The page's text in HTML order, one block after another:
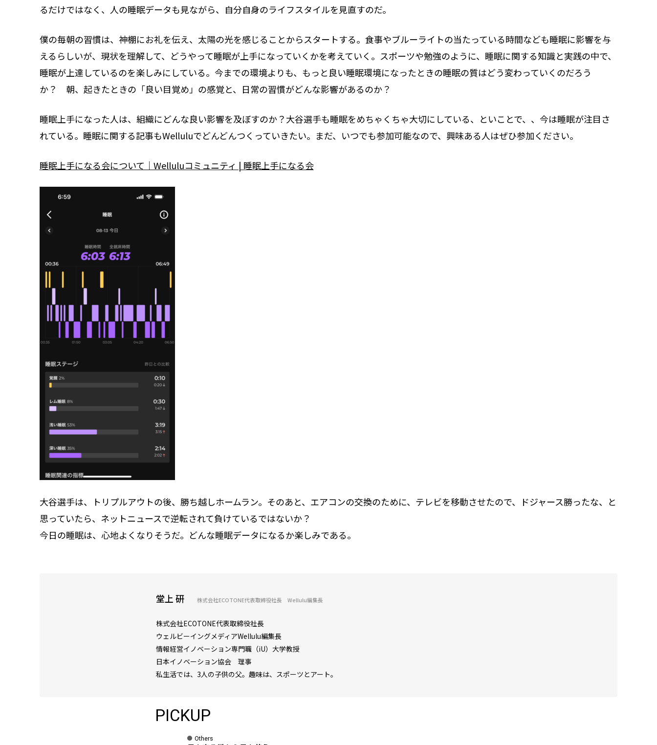
るだけではなく、人の睡眠データも見ながら、自分自身のライフスタイルを見直すのだ。
僕の毎朝の習慣は、神棚にお礼を伝え、太陽の光を感じることからスタートする。食事やブルーライトの当たっている時間なども睡眠に影響を与
えるらしいが、現状を理解して、どうやって睡眠が上手になっていくかを考えていく。スポーツや勉強のように、睡眠に関する知識と実践の中で、
睡眠が上達しているのを楽しみにしている。今までの環境よりも、もっと良い睡眠環境になったときの睡眠の質はどう変わっていくのだろう
か？ 朝、起きたときの「良い目覚め」の感覚と、日常の習慣がどんな影響があるのか？
睡眠上手になった人は、組織にどんな良い影響を及ぼすのか？大谷選手も睡眠をめちゃくちゃ大切にしている、といことで、、今は睡眠が注目さ
れている。睡眠に関する記事もWelluluでどんどんつくっていきたい。まだ、いつでも参加可能なので、興味ある人はぜひ参加ください。
睡眠上手になる会について｜Welluluコミュニティ | 睡眠上手になる会
大谷選手は、トリプルアウトの後、勝ち越しホームラン。そのあと、エアコンの交換のために、テレビを移動させたので、ドジャース勝ったな、と
思っていたら、ネットニュースで逆転されて負けているではないか？
今日の睡眠は、心地よくなりそうだ。どんな睡眠データになるか楽しみである。
堂上 研 株式会社ECOTONE代表取締役社長 Wellulu編集長
株式会社ECOTONE代表取締役社長
ウェルビーイングメディアWellulu編集長
情報経営イノベーション専門職（iU）大学教授
日本イノベーション協会 理事
私生活では、3人の子供の父。趣味は、スポーツとアート。
PICKUP
Others